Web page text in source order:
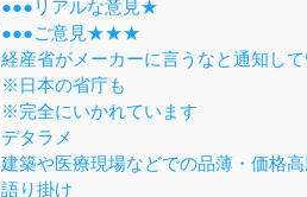
●●●リアルな意見★
●●●ご意見★★★
経産省がメーカーに言うなと通知して
※日本の省庁も
※完全にいかれています
デタラメ
建築や医療現場などでの品薄・価格高
語り掛け